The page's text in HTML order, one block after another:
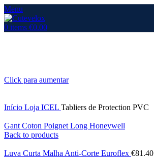
Menu
0 items €0.00
Click para aumentar
Início Loja ICEL Tabliers de Protection PVC
Gant Coton Poignet Long Honeywell
Back to products
Luva Curta Malha Anti-Corte Euroflex €81.40